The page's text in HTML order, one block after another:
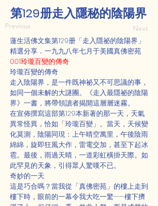
第129册走入隱秘的陰陽界
Previous Next
蓮生活佛文集第129册「走入隱祕的陰陽界」
精選分享．一九九八年七月于美國真佛密苑
001玲瓏百變的傳奇
玲瓏百變的傳奇
走入陰陽界，是一件既神祕又不可思議的事，
如同一個未解的大謎團。《走入最隱祕的陰陽
界》一書，將帶領讀者揭開這層層迷霧。
在宣佈撰寫這部第129本新著的那一天，天氣
異常怪異，恰如「玲瓏百變」。當天，天候變
化莫測，陰陽同現：上午晴空萬里，午後陰雨
綿綿，旋即狂風大作，雷電交加，甚至下起冰
雹。最後，雨過天晴，一道彩虹橫掛天際。如
此罕見的天象，引得眾人驚嘆不已。
奇妙的一天
這是巧合嗎？當我從「真佛密苑」的樓上走到
樓下時，眼前的一幕令我大吃一驚——樓下擠